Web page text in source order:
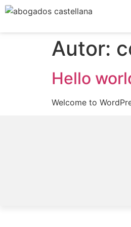
contenido
Autor:
Hello
Welcome to